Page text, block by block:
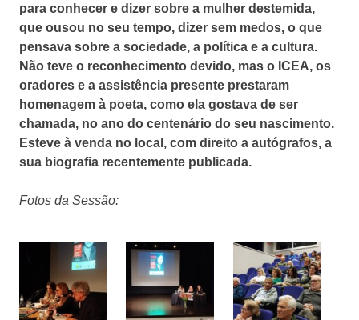
para conhecer e dizer sobre a mulher destemida,
que ousou no seu tempo, dizer sem medos, o que
pensava sobre a sociedade, a política e a cultura.
Não teve o reconhecimento devido, mas o ICEA, os
oradores e a assistência presente prestaram
homenagem à poeta, como ela gostava de ser
chamada, no ano do centenário do seu nascimento.
Esteve à venda no local, com direito a autógrafos, a
sua biografia recentemente publicada.
Fotos da Sessão: